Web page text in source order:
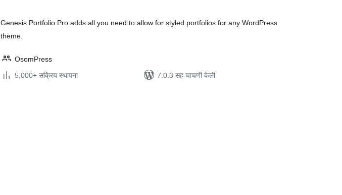
Genesis Portfolio Pro adds all you need to allow for styled portfolios for any WordPress
theme.
OsomPress
5,000+ सक्रिय स्थापना
7.0.3 सह चाचणी केली